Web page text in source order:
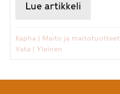
Lue artikkeli
Kapha | Maito ja maitotuotteet
Vata | Yleinen